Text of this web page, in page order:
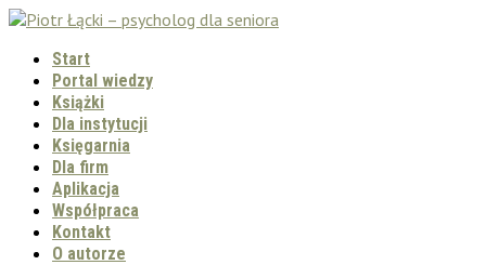
Start
Portal wiedzy
Książki
Dla instytucji
Księgarnia
Dla firm
Aplikacja
Współpraca
Kontakt
O autorze